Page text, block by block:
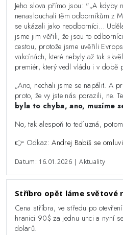
Jeho slova přímo jsou: "„A kdyby
nenaslouchali těm odborníkům z
se ukázali jako neodborníci…
jsme jim věřili, že jsou to
cestou, protože jsme uvěřili
vakcínách, které nebyly až tak
premiér, který vedl vládu i v době
„Ano, nechali jsme se napálit. A
proto, že vy jste nás porazili, ne.
byla to chyba, ano, musíme
No, tak alespoň to teď uzná,
👉 Odkaz:Andrej Babiš se
Datum: 16.01.2026 | Aktuality
Stříbro opět láme světové
Cena stříbra, ve středu po
hranici 90$ za jednu unci a nyní
dolarů.